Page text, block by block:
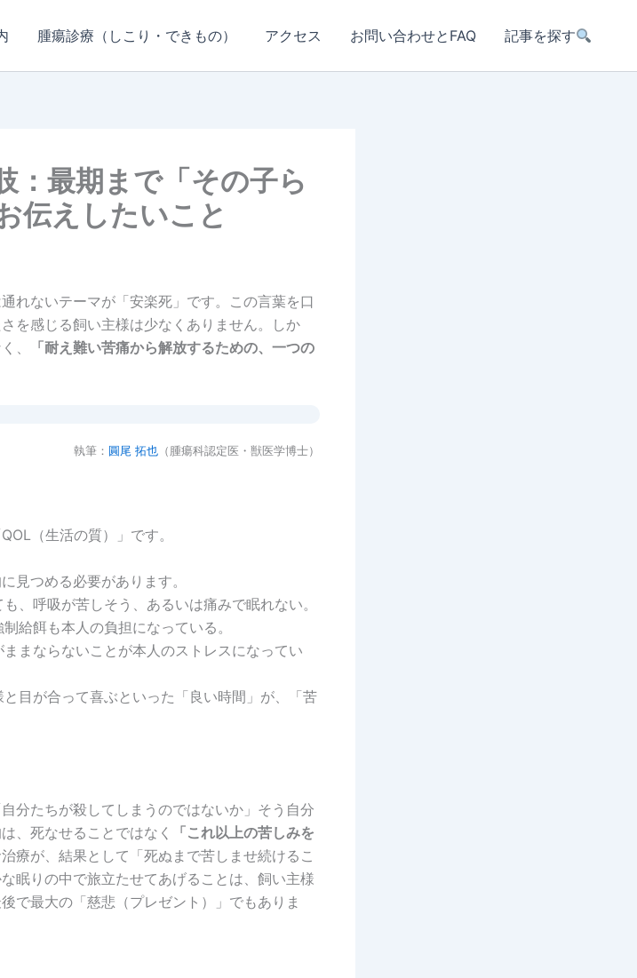
腫瘍診療（しこり・できもの） アクセス お問い合わせとFAQ 記事を探す
：最期まで「その子ら
伝えしたいこと
れないテーマが「安楽死」です。この言葉を口
を感じる飼い主様は少なくありません。しか
、
「耐え難い苦痛から解放するための、一つの
執筆： 圓尾 拓也 （腫瘍科認定医・獣医学博士）
（生活の質）」です。
見つめる必要があります。
も、呼吸が苦しそう、あるいは痛みで眠れない。
給餌も本人の負担になっている。
まならないことが本人のストレスになってい
目が合って喜ぶといった「良い時間」が、「苦
分たちが殺してしまうのではないか」そう自分
、死なせることではなく
「これ以上の苦しみを
療が、結果として「死ぬまで苦しませ続けるこ
眠りの中で旅立たせてあげることは、飼い主様
で最大の「慈悲（プレゼント）」でもありま